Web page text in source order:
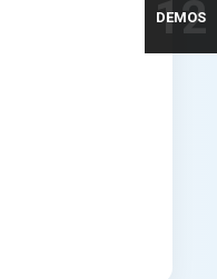
DEMOS
12